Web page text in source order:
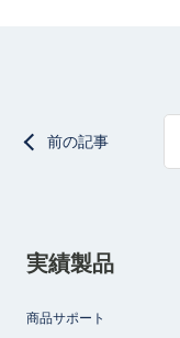
前の記事
実績製品
商品サポート